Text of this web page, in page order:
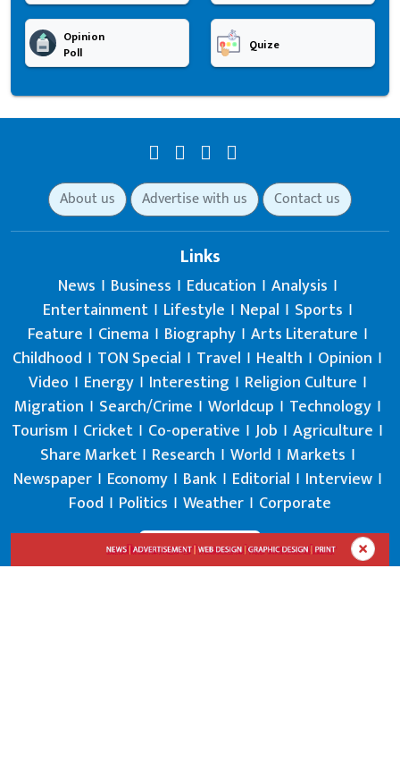
Opinion
Poll
Quize
About us Advertise with us Contact us
Links
News Business Education Analysis
Entertainment
Lifestyle Nepal
Sports
Feature
Cinema Biography Arts Literature
Childhood
TON Special Travel Health
Opinion
Video
Energy Interesting
Religion Culture
Migration
Search/Crime Worldcup
Technology
Tourism
Cricket Co-operative Job Agriculture
Share Market
Research World Markets
Newspaper
Economy Bank Editorial
Interview
Food
Politics Weather Corporate